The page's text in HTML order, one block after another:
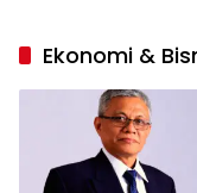
Ekonomi &